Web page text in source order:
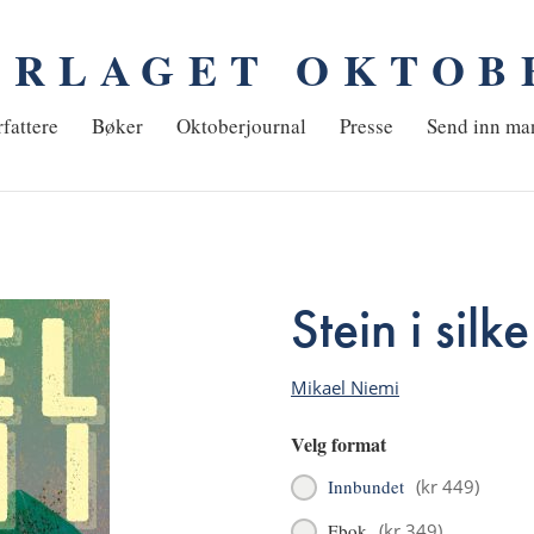
Bøker Oktoberjournal Presse Send inn
Stein i silke
Mikael Niemi
Velg format
Innbundet (kr 449)